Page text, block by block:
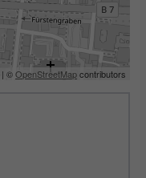
| ©OpenStreetMapcontributors